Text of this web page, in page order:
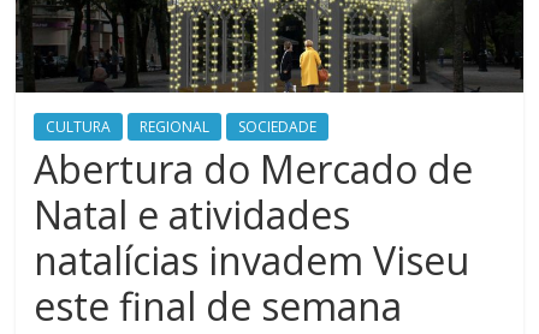
CULTURA REGIONAL SOCIEDADE
Abertura do Mercado de
Natal e atividades
natalícias invadem Viseu
este final de semana